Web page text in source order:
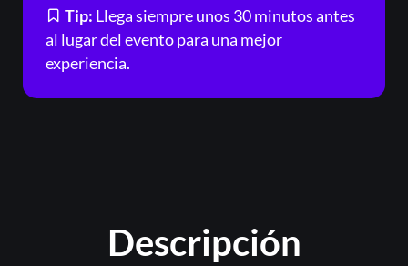
Tip: Llega siempre unos 30 minutos antes
al lugar del evento para una mejor
experiencia.
Descripción
Acceder